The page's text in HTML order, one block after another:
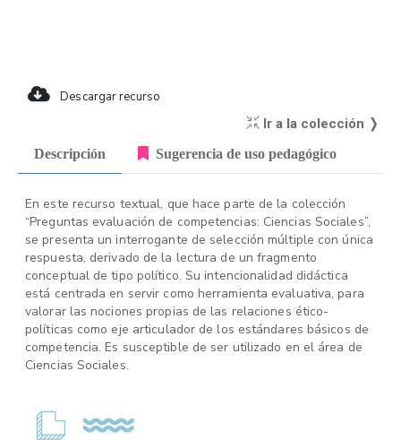
Descargar recurso
Ir a la colección ❭
Descripción Sugerencia de uso pedagógico
En este recurso textual, que hace parte de la colección
“Preguntas evaluación de competencias: Ciencias Sociales”,
se presenta un interrogante de selección múltiple con única
respuesta, derivado de la lectura de un fragmento
conceptual de tipo político. Su intencionalidad didáctica
está centrada en servir como herramienta evaluativa, para
valorar las nociones propias de las relaciones ético-
políticas como eje articulador de los estándares básicos de
competencia. Es susceptible de ser utilizado en el área de
Ciencias Sociales.